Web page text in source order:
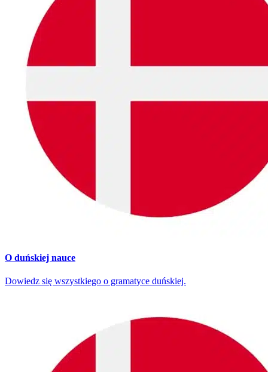
O duńskiej nauce
Dowiedz się wszystkiego o gramatyce duńskiej.